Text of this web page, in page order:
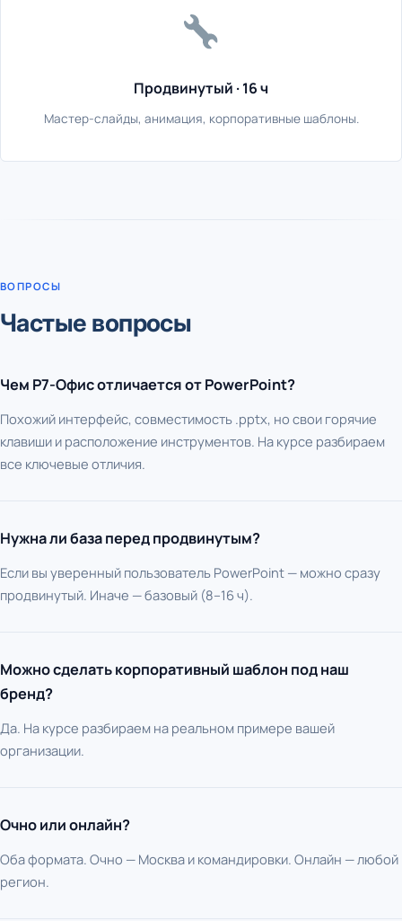
Продвинутый · 16 ч
Мастер-слайды, анимация, корпоративные шаблоны.
ВОПРОСЫ
Частые вопросы
Чем Р7-Офис отличается от PowerPoint?
Похожий интерфейс, совместимость .pptx, но свои горячие
клавиши и расположение инструментов. На курсе разбираем
все ключевые отличия.
Нужна ли база перед продвинутым?
Если вы уверенный пользователь PowerPoint — можно сразу
продвинутый. Иначе — базовый (8–16 ч).
Можно сделать корпоративный шаблон под наш
бренд?
Да. На курсе разбираем на реальном примере вашей
организации.
Очно или онлайн?
Оба формата. Очно — Москва и командировки. Онлайн — любой
регион.